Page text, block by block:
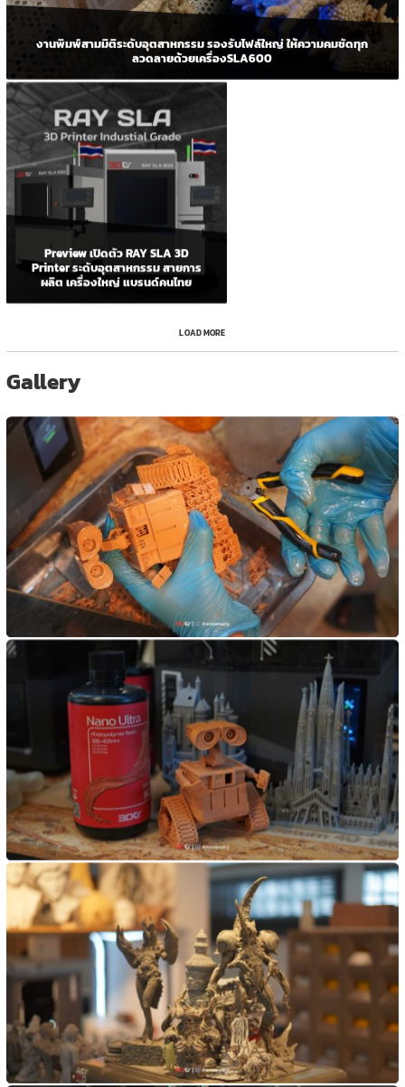
งานพิมพ์สามมิติระดับอุตสาหกรรม รองรับไฟล์ใหญ่ ให้ความคมชัดทุก
ลวดลายด้วยเครื่องSLA600
Preview เปิดตัว RAY SLA 3D
Printer ระดับอุตสาหกรรม สายการ
ผลิต เครื่องใหญ่ แบรนด์คนไทย
LOAD MORE
Gallery